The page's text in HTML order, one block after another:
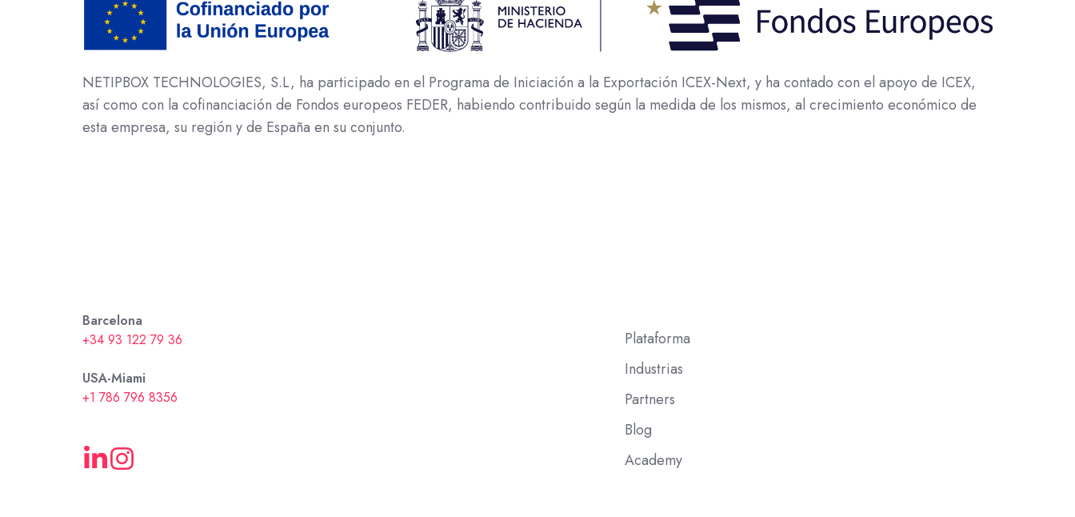
NETIPBOX TECHNOLOGIES, S.L, ha participado en el Programa de Iniciación a la Exportación ICEX-Next, y ha contado con el apoyo de ICEX,
así como con la cofinanciación de Fondos europeos FEDER, habiendo contribuido según la medida de los mismos, al crecimiento económico de
esta empresa, su región y de España en su conjunto.
Barcelona
+34 93 122 79 36
USA-Miami
+1 786 796 8356
Plataforma
Industrias
Partners
Blog
Academy